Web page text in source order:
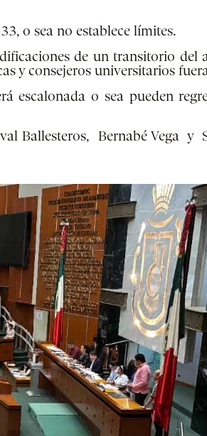
o sea no establece límites.
de un transitorio del
y consejeros universitarios
escalonada o sea pueden
Ballesteros, Bernabé Vega y